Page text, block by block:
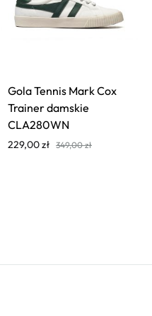
Gola Tennis Mark Cox
Trainer damskie
CLA280WN
229,00zł 349,00zł